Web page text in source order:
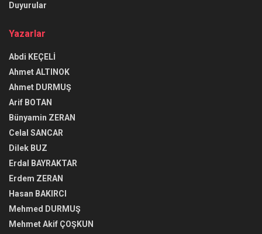
Duyurular
Yazarlar
Abdi KEÇELİ
Ahmet ALTINOK
Ahmet DURMUŞ
Arif BOTAN
Bünyamin ZERAN
Celal SANCAR
Dilek BUZ
Erdal BAYRAKTAR
Erdem ZERAN
Hasan BAKIRCI
Mehmed DURMUŞ
Mehmet Akif ÇOŞKUN